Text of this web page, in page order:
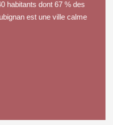
habitants dont 67 % des
est une ville calme